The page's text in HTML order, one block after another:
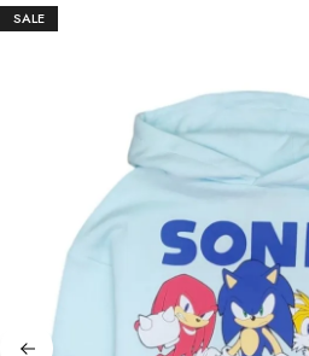
SALE